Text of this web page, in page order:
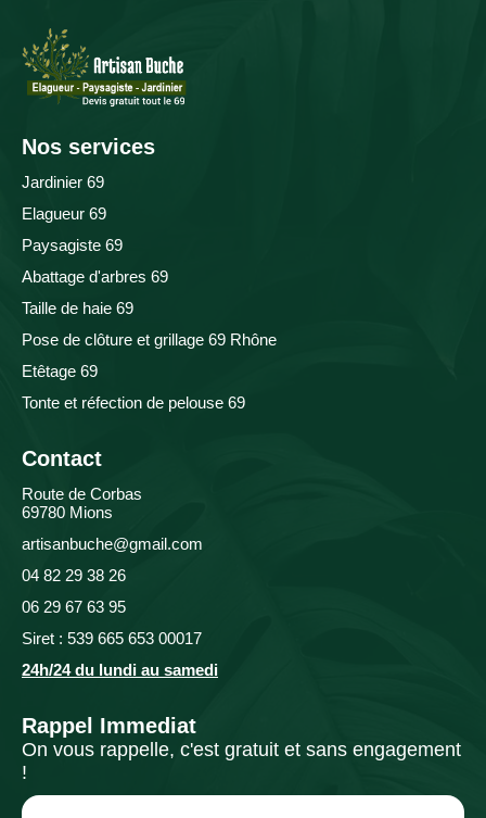
Nos services
Jardinier 69
Elagueur 69
Paysagiste 69
Abattage d'arbres 69
Taille de haie 69
Pose de clôture et grillage 69 Rhône
Etêtage 69
Tonte et réfection de pelouse 69
Contact
Route de Corbas
69780 Mions
artisanbuche@gmail.com
04 82 29 38 26
06 29 67 63 95
Siret : 539 665 653 00017
24h/24 du lundi au samedi
Rappel Immediat
On vous rappelle, c'est gratuit et sans engagement
!